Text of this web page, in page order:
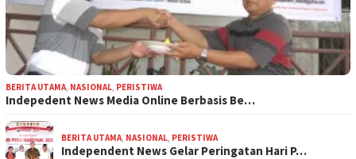
BERITA UTAMA NASIONAL PERISTIWA
Indepedent News Media Online Berbasis Be…
BERITA UTAMA NASIONAL PERISTIWA
Independent News Gelar Peringatan Hari P…